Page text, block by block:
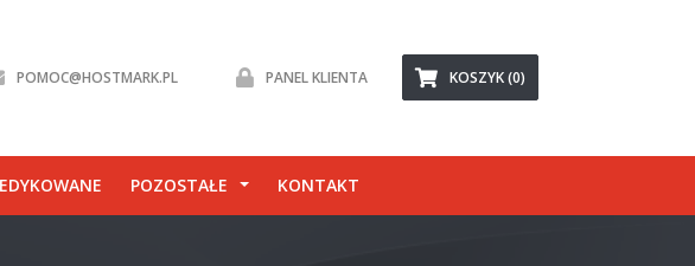
POMOC@HOSTMARK.PL PANEL KLIENTA KOSZYK (0)
POZOSTAŁE KONTAKT